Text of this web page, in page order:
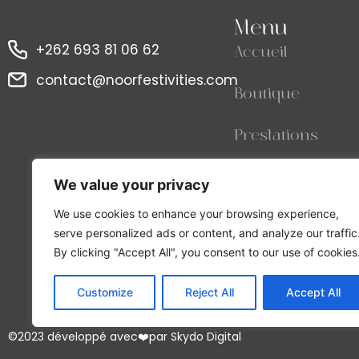
We value your privacy
We use cookies to enhance your browsing experience,
serve personalized ads or content, and analyze our traffic.
By clicking "Accept All", you consent to our use of cookies.
Customize Reject All Accept All
+262 693 81 06 62
contact@noorfestivities.com
Menu
Accueil
Boutique
Prestations
©2023 développé avec❤️par Skydo Digital